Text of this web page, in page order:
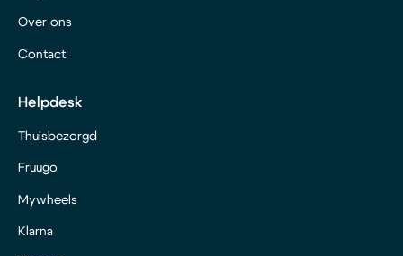
Over ons
Contact
Helpdesk
Thuisbezorgd
Fruugo
Mywheels
Klarna